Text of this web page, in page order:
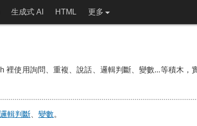
生成式 AI HTML 更多
裡使用詢問、重複、說話、邏輯判斷、變數...等積木，
邏輯判斷 變數。